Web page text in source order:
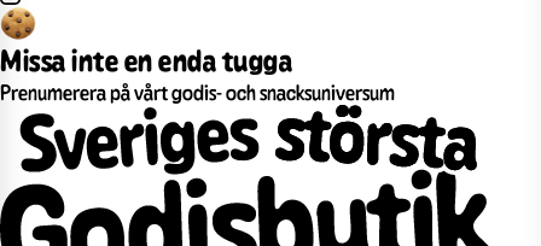
Missa inte en enda tugga
Prenumerera på vårt godis- och snacksuniversum